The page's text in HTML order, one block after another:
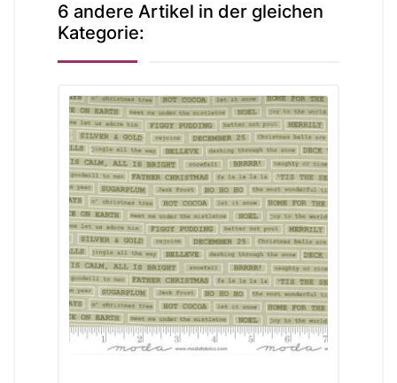
6 andere Artikel in der gleichen
Kategorie: